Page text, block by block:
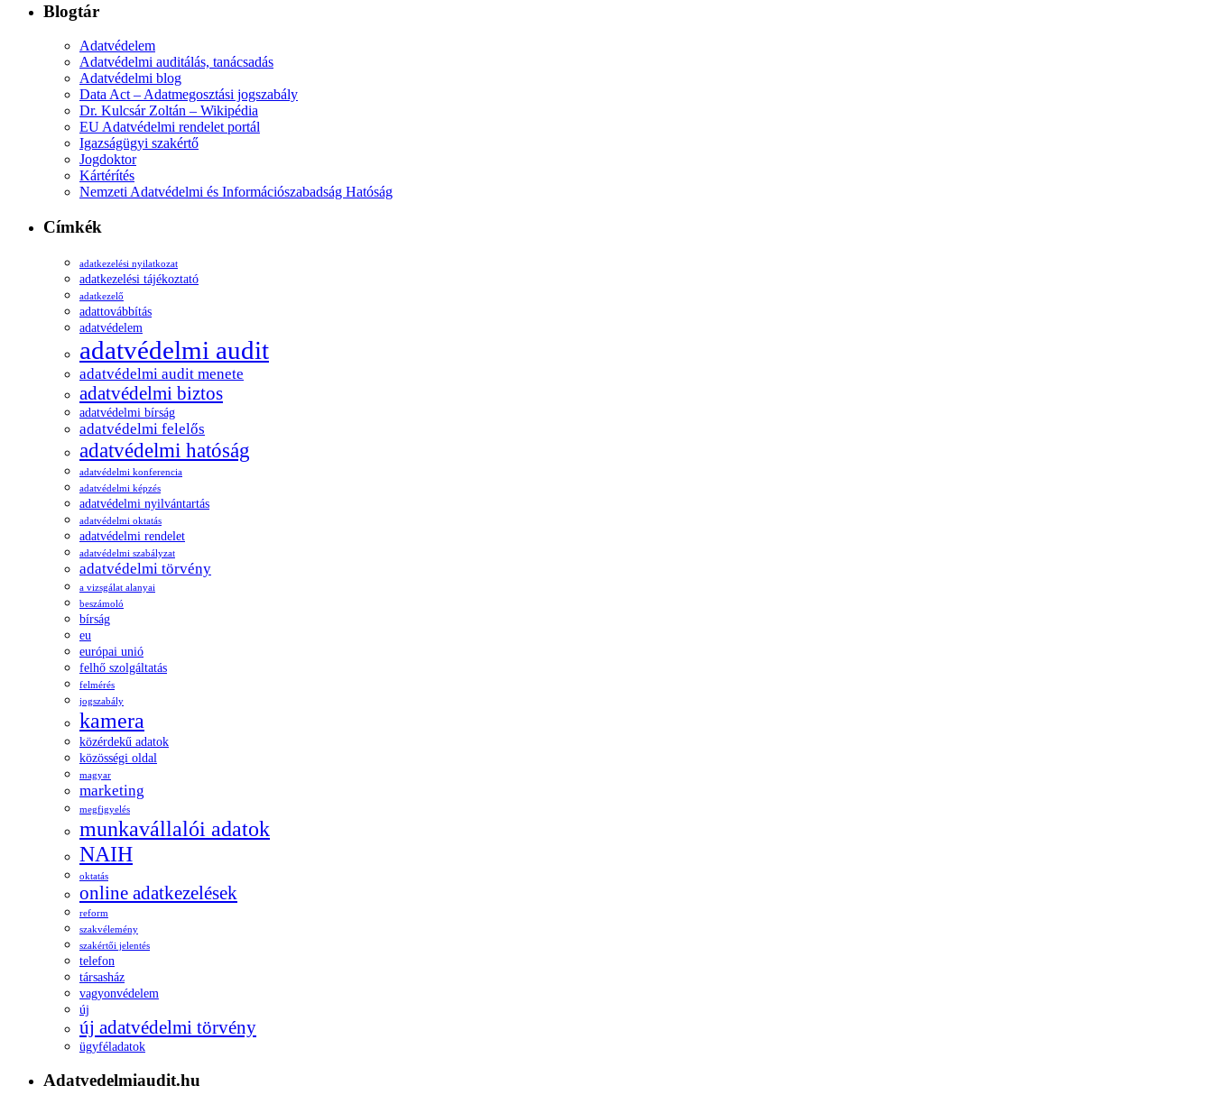
Blogtár
Adatvédelem
Adatvédelmi auditálás, tanácsadás
Adatvédelmi blog
Data Act – Adatmegosztási jogszabály
Dr. Kulcsár Zoltán – Wikipédia
EU Adatvédelmi rendelet portál
Igazságügyi szakértő
Jogdoktor
Kártérítés
Nemzeti Adatvédelmi és Információszabadság Hatóság
Címkék
adatkezelési nyilatkozat
adatkezelési tájékoztató
adatkezelő
adattovábbítás
adatvédelem
adatvédelmi audit
adatvédelmi audit menete
adatvédelmi biztos
adatvédelmi bírság
adatvédelmi felelős
adatvédelmi hatóság
adatvédelmi konferencia
adatvédelmi képzés
adatvédelmi nyilvántartás
adatvédelmi oktatás
adatvédelmi rendelet
adatvédelmi szabályzat
adatvédelmi törvény
a vizsgálat alanyai
beszámoló
bírság
eu
európai unió
felhő szolgáltatás
felmérés
jogszabály
kamera
közérdekű adatok
közösségi oldal
magyar
marketing
megfigyelés
munkavállalói adatok
NAIH
oktatás
online adatkezelések
reform
szakvélemény
szakértői jelentés
telefon
társasház
vagyonvédelem
új
új adatvédelmi törvény
ügyféladatok
Adatvedelmiaudit.hu